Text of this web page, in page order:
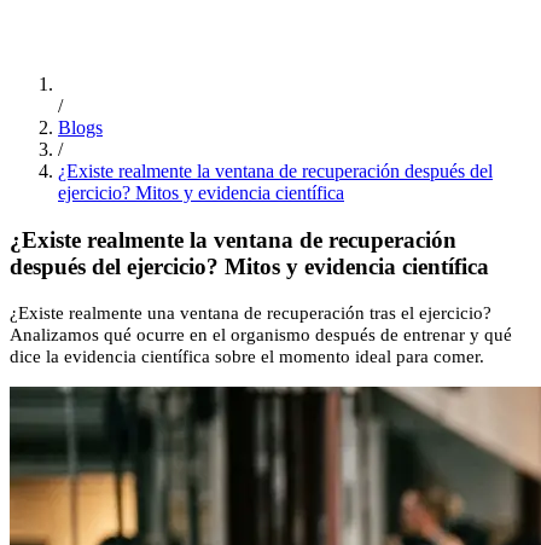
/
Blogs
/
¿Existe realmente la ventana de recuperación después del
ejercicio? Mitos y evidencia científica
¿Existe realmente la ventana de recuperación
después del ejercicio? Mitos y evidencia científica
¿Existe realmente una ventana de recuperación tras el ejercicio?
Analizamos qué ocurre en el organismo después de entrenar y qué
dice la evidencia científica sobre el momento ideal para comer.